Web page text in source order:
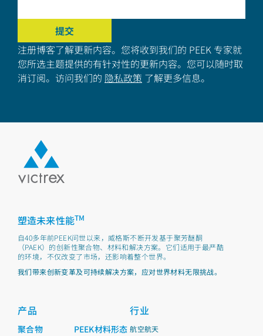
注册博客了解更新内容。您将收到我们的 PEEK 专家就
您所选主题提供的有针对性的更新内容。您可以随时取
消订阅。访问我们的 隐私政策 了解更多信息。
塑造未来性能TM
自40多年前PEEK问世以来，威格斯不断开发基于聚芳醚酮
（PAEK）的创新性聚合物、材料和解决方案。它们适用于最严酷
的环境，不仅改变了市场，还影响着整个世界。
我们带来创新变革及可持续解决方案，应对世界材料无限挑战。
产品
聚合物 PEEK材料形态
行业
航空航天